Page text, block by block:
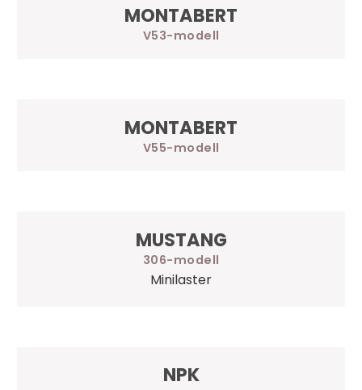
MONTABERT
V53
MONTABERT
V55
MUSTANG
306
Minilaster
NPK